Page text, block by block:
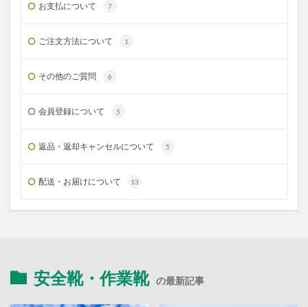
お支払について 7
ご注文方法について 1
その他のご質問 6
会員登録について 5
返品・返却キャンセルについて 5
配送・お届けについて 13
安全靴・作業靴 の最新記事